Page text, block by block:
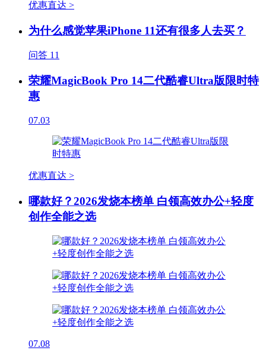
优惠直达 >
为什么感觉苹果iPhone 11还有很多人去买？
问答 11
荣耀MagicBook Pro 14二代酷睿Ultra版限时特
惠
07.03
优惠直达 >
哪款好？2026发烧本榜单 白领高效办公+轻度
创作全能之选
07.08